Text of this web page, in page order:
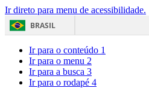
Ir direto para menu de acessibilidade.
BRASIL
Ir para o conteúdo 1
Ir para o menu 2
Ir para a busca 3
Ir para o rodapé 4